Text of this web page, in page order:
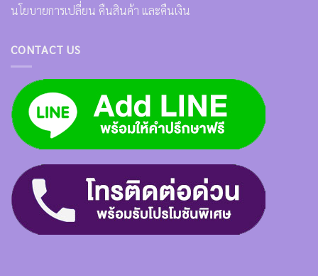
นโยบายการเปลี่ยน คืนสินค้า และคืนเงิน
CONTACT US